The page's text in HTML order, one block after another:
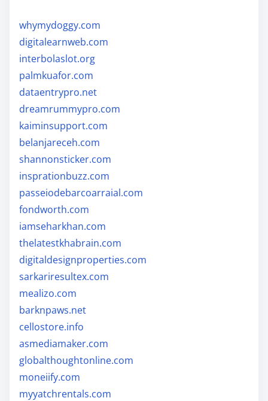
whymydoggy.com
digitalearnweb.com
interbolaslot.org
palmkuafor.com
dataentrypro.net
dreamrummypro.com
kaiminsupport.com
belanjareceh.com
shannonsticker.com
insprationbuzz.com
passeiodebarcoarraial.com
fondworth.com
iamseharkhan.com
thelatestkhabrain.com
digitaldesignproperties.com
sarkariresultex.com
mealizo.com
barknpaws.net
cellostore.info
asmediamaker.com
globalthoughtonline.com
moneiify.com
myyatchrentals.com